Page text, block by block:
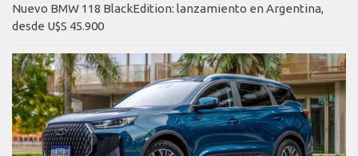
Nuevo BMW 118 BlackEdition: lanzamiento en Argentina,
desde U$S 45.900